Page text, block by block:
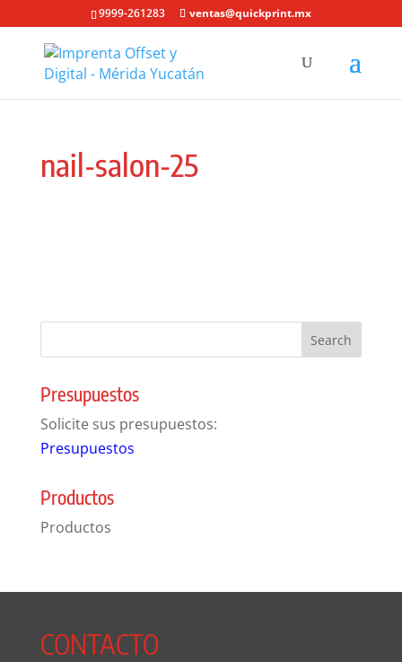
9999-261283 ventas@quickprint.mx
nail-salon-25
Presupuestos
Solicite sus presupuestos:
Presupuestos
Productos
Productos
CONTACTO